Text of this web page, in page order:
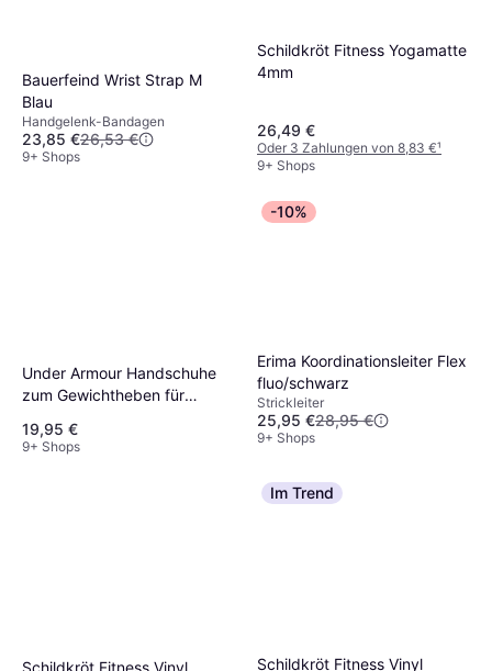
Bauerfeind Wrist Strap M
Blau
Handgelenk-Bandagen
23,85 €26,53 €
9+ Shops
Schildkröt Fitness Yogamatte
4mm
26,49 €
Oder 3 Zahlungen von 8,83 €¹
9+ Shops
Under Armour Handschuhe
zum Gewichtheben für
19,95 €
9+ Shops
-10%
Erima Koordinationsleiter Flex
fluo/schwarz
Strickleiter
25,95 €28,95 €
9+ Shops
Im Trend
Schildkröt Fitness Vinyl